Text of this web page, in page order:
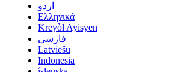
اردو
Ελληνικά
Kreyòl Ayisyen
فارسی
Latviešu
Indonesia